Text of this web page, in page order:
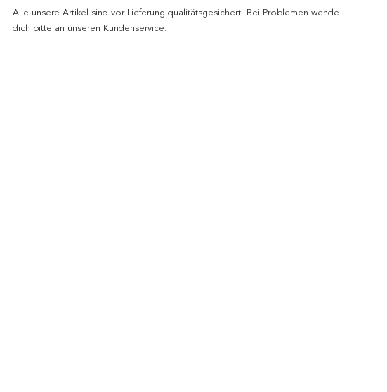
Alle unsere Artikel sind vor Lieferung qualitätsgesichert. Bei Problemen wende
dich bitte an unseren Kundenservice.